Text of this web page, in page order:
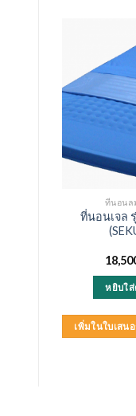
ที่นอน
ที่นอนเจล
หยิบใส่
เพิ่มในใบเสน